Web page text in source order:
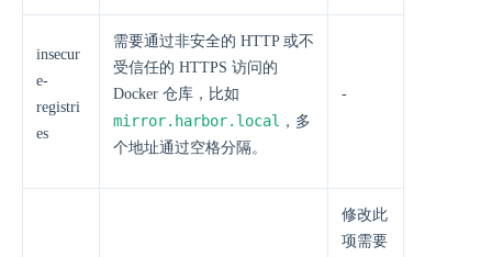
insecur
e-
registri
es
需要通过非安全的 HTTP 或不
受信任的 HTTPS 访问的
Docker 仓库，比如
mirror.harbor.local ，多
个地址通过空格分隔。
-
修改此
项需要